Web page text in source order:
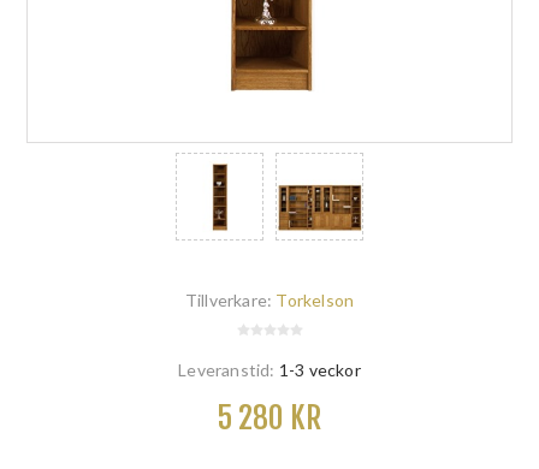
Tillverkare: Torkelson
Leveranstid: 1-3 veckor
5 280 KR